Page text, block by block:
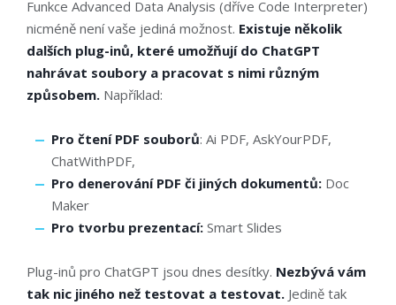
Funkce Advanced Data Analysis (dříve Code Interpreter)
nicméně není vaše jediná možnost. Existuje několik
dalších plug-inů, které umožňují do ChatGPT
nahrávat soubory a pracovat s nimi různým
způsobem. Například:
Pro čtení PDF souborů: Ai PDF, AskYourPDF,
ChatWithPDF,
Pro denerování PDF či jiných dokumentů: Doc
Maker
Pro tvorbu prezentací: Smart Slides
Plug-inů pro ChatGPT jsou dnes desítky. Nezbývá vám
tak nic jiného než testovat a testovat. Jedině tak